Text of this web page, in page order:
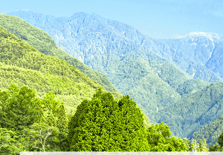
た
つ
映
え
る
ま
ち